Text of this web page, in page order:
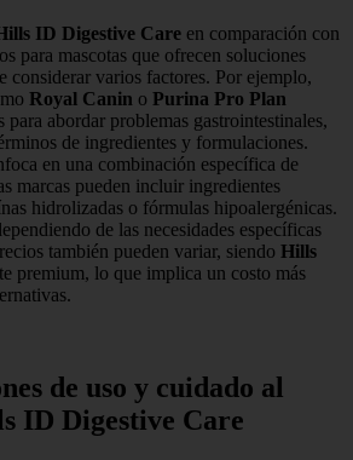
ID Digestive Care en comparación con
para mascotas que ofrecen soluciones
considerar varios factores. Por ejemplo,
Royal Canin o Purina Pro Plan
para abordar problemas gastrointestinales,
de ingredientes y formulaciones.
en una combinación específica de
marcas pueden incluir ingredientes
hidrolizadas o fórmulas hipoalergénicas.
de las necesidades específicas
también pueden variar, siendo Hills
premium, lo que implica un costo más
de uso y cuidado al
ID Digestive Care